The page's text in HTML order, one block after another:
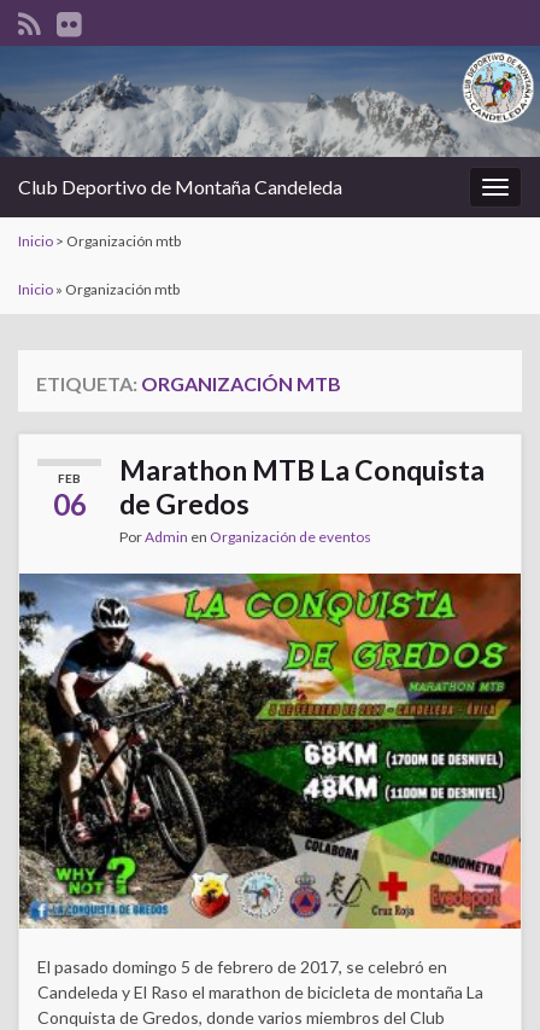
la
Club Deportivo de Montaña Candeleda
Inicio > Organización mtb
Inicio » Organización mtb
ETIQUETA: ORGANIZACIÓN MTB
FEB
06
Marathon MTB La Conquista
de Gredos
PorAdmin en Organización de eventos
El pasado domingo 5 de febrero de 2017, se celebró en
Candeleda y El Raso el marathon de bicicleta de montaña La
Conquista de Gredos, donde varios miembros del Club